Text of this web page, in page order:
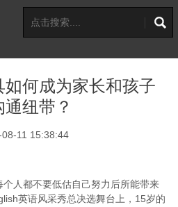
何成为家长和孩子
通纽带？
08-11 15:38:44
人都不要低估自己努力后所能带来
英语风采秀总决选舞台上，15岁的